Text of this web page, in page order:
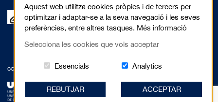
COL·LABORADORS:
Aquest web utilitza cookies pròpies i de tercers per
optimitzar i adaptar-se a la seva navegació i les seves
preferències, entre altres tasques. Més informació
Selecciona les cookies que vols acceptar
Essencials Aquestes cookies són essencials per
AnalyticsCookies related
REBUTJAR ACCEPTAR